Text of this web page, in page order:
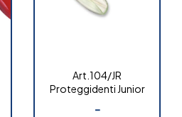
Art.104/JR
Proteggidenti Junior
-